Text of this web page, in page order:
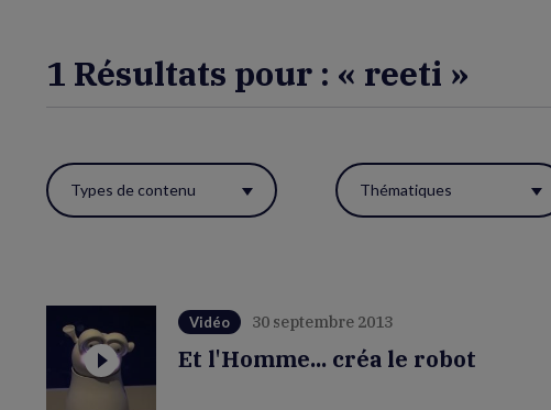
1 Résultats pour : « reeti »
Utiliser
ces
réactualiser
page.
Types de contenu Thématiques
Vidéo 30 septembre 2013
Et l'Homme... créa le robot